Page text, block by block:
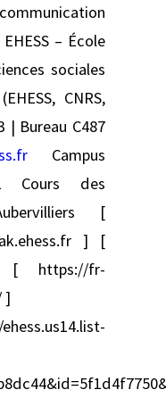
– École
sociales
CNRS,
| Bureau C487
Campus
Cours des
[
] [
[ https://fr-
]